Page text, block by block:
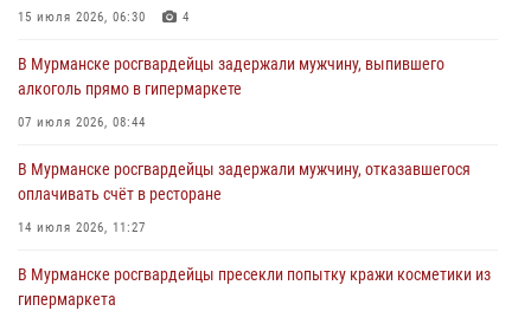
антитеррористической защищенности для членов избирательных
31 июля 2026, 08:48 3
Сотрудники Росгвардии задержали мужчину, не оплатившего счет в
30 июля 2026, 14:09
В Управлении Росгвардии по Мурманской области прошло пожарно-
30 июля 2026, 14:05
15 июля 2026, 06:30 4
В Мурманске росгвардейцы задержали мужчину, выпившего
алкоголь прямо в гипермаркете
07 июля 2026, 08:44
В Мурманске росгвардейцы задержали мужчину, отказавшегося
оплачивать счёт в ресторане
14 июля 2026, 11:27
В Мурманске росгвардейцы пресекли попытку кражи косметики из
гипермаркета